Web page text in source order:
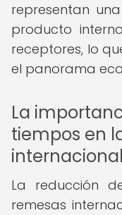
representan
producto
receptores, lo
el panorama
La
tiempos en
La reducción
remesas